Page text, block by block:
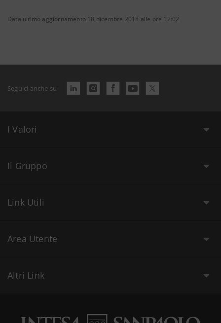
Data ultimo aggiornamento 18 dicembre 2018 alle ore 12:02
Seguici anche su
I Valori
Il Gruppo
Link Utili
Area Utente
Altri Link